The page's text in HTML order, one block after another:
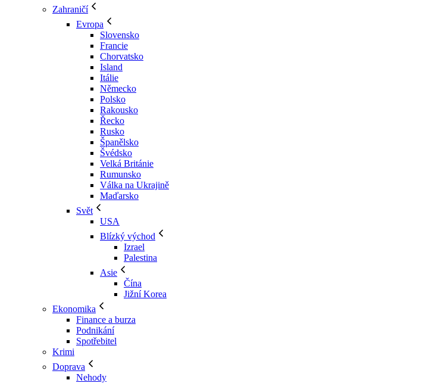
Zahraničí
Evropa
Slovensko
Francie
Chorvatsko
Island
Itálie
Německo
Polsko
Rakousko
Řecko
Rusko
Španělsko
Švédsko
Velká Británie
Rumunsko
Válka na Ukrajině
Maďarsko
Svět
USA
Blízký východ
Izrael
Palestina
Asie
Čína
Jižní Korea
Ekonomika
Finance a burza
Podnikání
Spotřebitel
Krimi
Doprava
Nehody